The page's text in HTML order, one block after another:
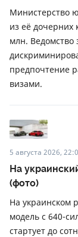
Министерство
из её дочерних
млн. Ведомство
предпочтение
визами.
5 августа 2026,
На
(фото)
На украинском
модель с 640-
стартует до